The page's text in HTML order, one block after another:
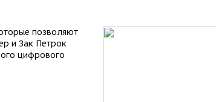
позволяют
и Зак Петрок
цифрового